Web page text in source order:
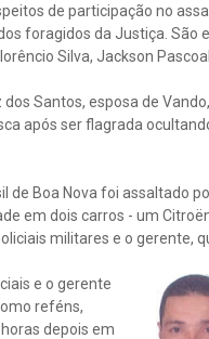
de participação no
foragidos da Justiça. São
Silva, Jackson
dos Santos, esposa de
após ser flagrada
de Boa Nova foi assaltado
em dois carros - um
militares e o gerente,
e o gerente
reféns,
depois em